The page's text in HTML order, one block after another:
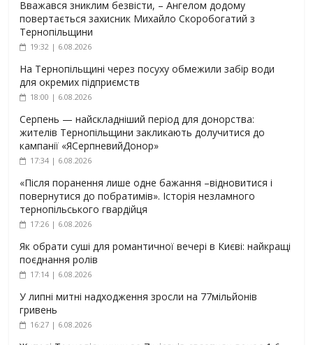
Вважався зниклим безвісти, – Ангелом додому
повертається захисник Михайло Скоробогатий з
Тернопільщини
19:32 | 6.08.2026
На Тернопільщині через посуху обмежили забір води
для окремих підприємств
18:00 | 6.08.2026
Серпень — найскладніший період для донорства:
жителів Тернопільщини закликають долучитися до
кампанії «ЯСерпневийДонор»
17:34 | 6.08.2026
«Після поранення лише одне бажання –відновитися і
повернутися до побратимів». Історія незламного
тернопільського гвардійця
17:26 | 6.08.2026
Як обрати суші для романтичної вечері в Києві: найкращі
поєднання ролів
17:14 | 6.08.2026
У липні митні надходження зросли на 77мільйонів
гривень
16:27 | 6.08.2026